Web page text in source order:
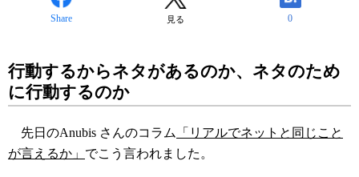
Share 見る 0
行動するからネタがあるのか、ネタのため
に行動するのか
先日のAnubis さんのコラム
「リアルでネットと同じこと
が言えるか」 でこう言われました。